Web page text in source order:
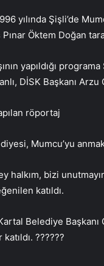
yılında Şişli’de
Pınar Öktem Doğan
yapıldığı
DİSK Başkanı
röportaj
Mumcu’yu
halkım, bizi
katıldı.
Belediye
??????